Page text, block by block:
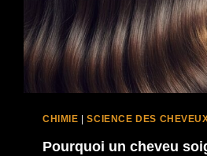
CHIMIE |SCIENCE DES
Pourquoi un cheveu